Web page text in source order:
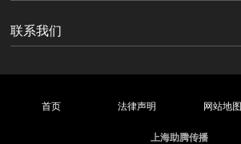
联系我们
首页 法律声明 网站地图
上海助腾传播